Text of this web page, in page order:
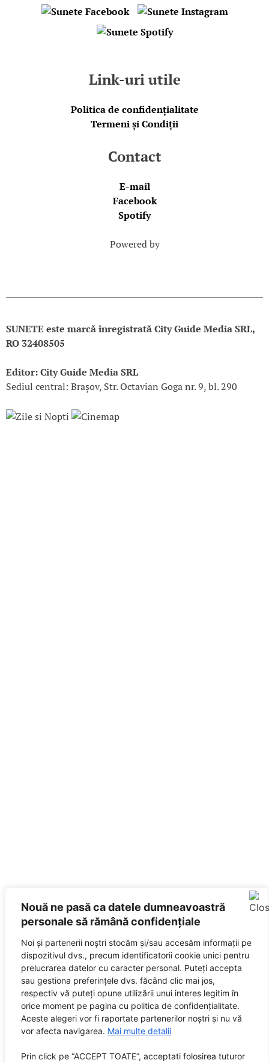
Nouă ne pasă ca datele dumneavoastră
personale să rămână confidențiale
Noi și partenerii noștri stocăm și/sau accesăm informații pe
dispozitivul dvs., precum identificatorii cookie unici pentru
prelucrarea datelor cu caracter personal. Puteți accepta
sau gestiona preferințele dvs. făcând clic mai jos,
respectiv vă puteți opune utilizării unui interes legitim în
orice moment pe pagina cu politica de confidențialitate.
Aceste alegeri vor fi raportate partenerilor noștri și nu vă
vor afecta navigarea. Mai multe detalii
Prin click pe “ACCEPT TOATE”, acceptati folosirea tuturor
Link-uri utile
Politica de confidențialitate
Termeni și Condiții
Contact
E-mail
Facebook
Spotify
Powered by
SUNETE este marcă înregistrată City Guide Media SRL,
RO 32408505
Editor: City Guide Media SRL
Sediul central: Brașov, Str. Octavian Goga nr. 9, bl. 290